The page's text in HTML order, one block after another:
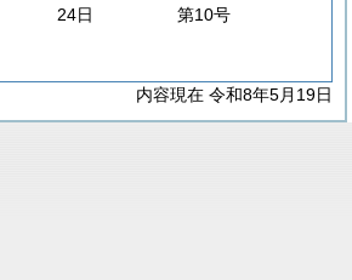
24日
第10号
内容現在 令和8年5月19日